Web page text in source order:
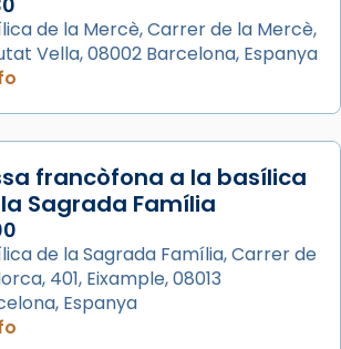
verges i màrtirs.
la història de sant Cugat, a
Mitjana sorgeix la tradició
Juliana (“relatiu a Júlia”) i
(“relatiu a Semprònia =
seves. I l’any 1667, el
Roig, afirma en una obra
són filles de l’antiga Iluro.
les relíq
de la Mercè, Carrer de la Mercè,
Vella, 08002 Barcelona, Espanya
francòfona a la basílica
Sagrada Família
de la Sagrada Família, Carrer de
401, Eixample, 08013
Espanya